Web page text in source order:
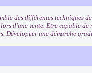
des différentes techniques
d'une vente. Etre capable
Développer une démarche